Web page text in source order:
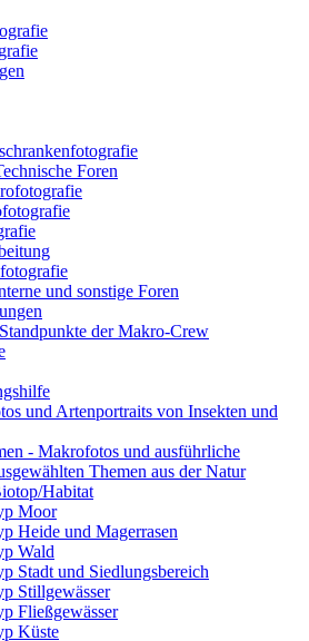
Foren
und sonstige Foren
der Makro-Crew
und Artenportraits von Insekten und
- Makrofotos und ausführliche
Themen aus der Natur
Habitat
Moor
Heide und Magerrasen
Wald
Stadt und Siedlungsbereich
Stillgewässer
Fließgewässer
Küste